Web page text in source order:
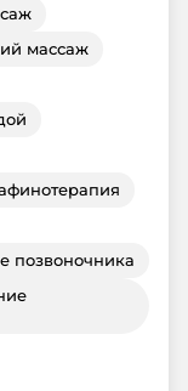
массаж
позвоночника